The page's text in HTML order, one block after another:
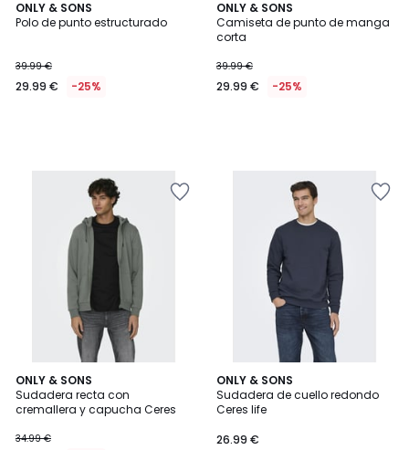
ONLY & SONS
Polo de punto estructurado
39.99 €
29.99 € -25%
ONLY & SONS
Camiseta de punto de manga
corta
39.99 €
29.99 € -25%
ONLY & SONS
Sudadera recta con
cremallera y capucha Ceres
34.99 €
4,8
/ 5
2
Colores
ONLY & SONS
Sudadera de cuello redondo
Ceres life
26.99 €
4,7
/ 5
3
Colores